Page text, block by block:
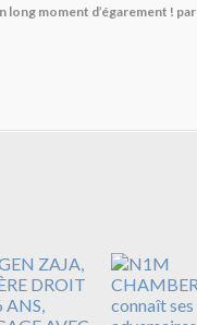
long moment d’égarement !